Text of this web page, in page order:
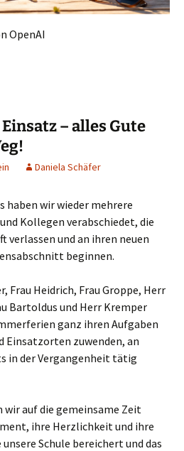
OpenAI
– alles Gute
Daniela Schäfer
haben wir wieder mehrere
Kollegen verabschiedet, die
verlassen und an ihren neuen
beginnen.
Frau Heidrich, Frau Groppe, Herr
Bartoldus und Herr Kremper
ganz ihren Aufgaben
Einsatzorten zuwenden, an
in der Vergangenheit tätig
auf die gemeinsame Zeit
ihre Herzlichkeit und ihre
Schule bereichert und das